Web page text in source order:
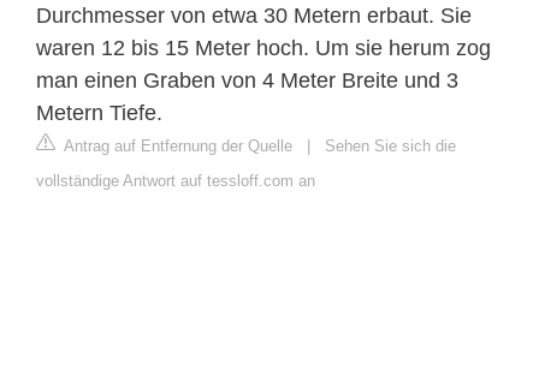
Durchmesser von etwa 30 Metern erbaut. Sie
waren 12 bis 15 Meter hoch. Um sie herum zog
man einen Graben von 4 Meter Breite und 3
Metern Tiefe.
Antrag auf Entfernung der Quelle
Sehen Sie sich die
vollständige Antwort auf tessloff.com an